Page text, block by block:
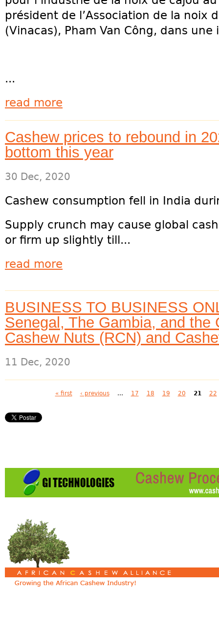
président de l’Association de la noix
(Vinacas), Pham Van Công, dans
...
read more
Cashew prices to rebound in
bottom this year
30 Dec, 2020
Cashew consumption fell in India
Supply crunch may cause global
or firm up slightly till...
read more
BUSINESS TO BUSINESS
Senegal, The Gambia, and the
Cashew Nuts (RCN) and
11 Dec, 2020
« first ‹ previous … 17 18 19 20 21 22